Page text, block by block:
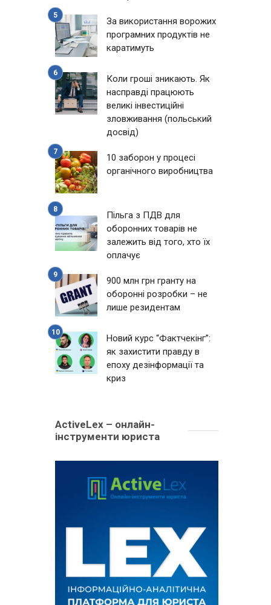
За використання ворожих
програмних продуктів не
каратимуть
Коли гроші зникають. Як
насправді працюють
великі інвестиційні
зловживання (польський
досвід)
10 заборон у процесі
органічного виробництва
Пільга з ПДВ для
оборонних товарів не
залежить від того, хто їх
оплачує
900 млн грн гранту на
оборонні розробки – не
лише резидентам
Новий курс “Фактчекінг”:
як захистити правду в
епоху дезінформації та
криз
ActiveLex – онлайн-
інструменти юриста